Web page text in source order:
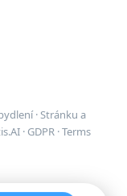
· Stránku a
· GDPR·Terms